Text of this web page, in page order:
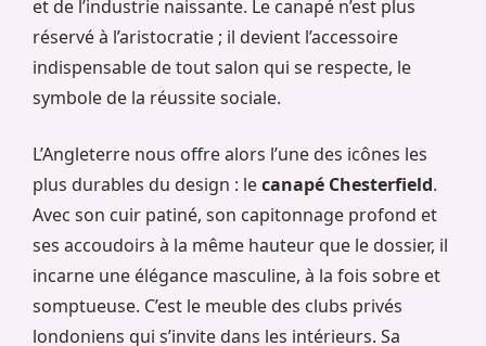
et de l’industrie naissante. Le canapé n’est plus
réservé à l’aristocratie ; il devient l’accessoire
indispensable de tout salon qui se respecte, le
symbole de la réussite sociale.
L’Angleterre nous offre alors l’une des icônes les
plus durables du design : lecanapé Chesterfield.
Avec son cuir patiné, son capitonnage profond et
ses accoudoirs à la même hauteur que le dossier, il
incarne une élégance masculine, à la fois sobre et
somptueuse. C’est le meuble des clubs privés
londoniens qui s’invite dans les intérieurs. Sa